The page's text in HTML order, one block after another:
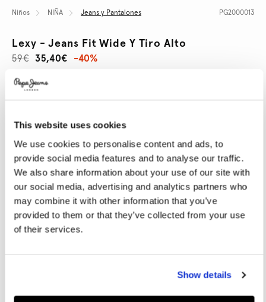
This website uses cookies
We use cookies to personalise content and ads, to
provide social media features and to analyse our traffic.
We also share information about your use of our site with
our social media, advertising and analytics partners who
may combine it with other information that you’ve
provided to them or that they’ve collected from your use
of their services.
Show details
Niños NIÑA Jeans y Pantalones PG2000013
Lexy - Jeans Fit Wide Y Tiro Alto
35,40€
59€ -40%
8 10 12 14 16
Guía de tallas